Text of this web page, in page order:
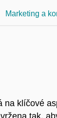
Marketing a
klíčové
tak,